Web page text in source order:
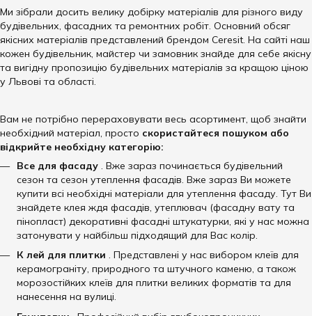
Ми зібрали досить велику добірку матеріалів для різного виду
будівельних, фасадних та ремонтних робіт. Основний обсяг
якісних матеріалів представлений брендом Ceresit. На сайті наш
кожен будівельник, майстер чи замовник знайде для себе якісну
та вигідну пропозицію будівельних матеріалів за кращою ціною
у Львові та області.
Вам не потрібно перераховувати весь асортимент, щоб знайти
необхідний матеріал, просто скористайтеся пошуком або
відкрийте необхідну категорію:
Все для фасаду . Вже зараз починається будівельний
сезон та сезон утеплення фасадів. Вже зараз Ви можете
купити всі необхідні матеріали для утеплення фасаду. Тут Ви
знайдете клея ждя фасадів, утеплювач (фасадну вату та
пінопласт) декоративні фасадні штукатурки, які у нас можна
затонувати у найбільш підходящий для Вас колір.
К лей для плитки . Представлені у нас вибором клеїв для
керамограніту, природного та штучного каменю, а також
морозостійких клеїв для плитки великих форматів та для
нанесення на вулиці.